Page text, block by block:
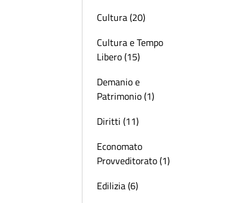
Cultura (20)
Cultura e Tempo
Libero (15)
Demanio e
Patrimonio (1)
Diritti (11)
Economato
Provveditorato (1)
Edilizia (6)